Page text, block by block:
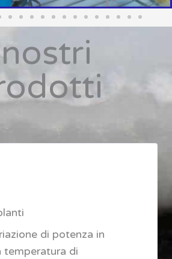
di potenza in
temperatura di